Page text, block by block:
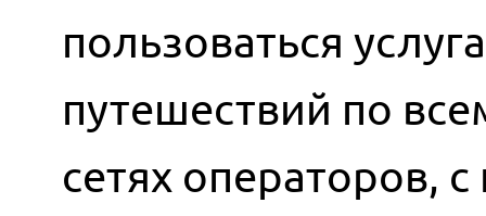
пользоваться
путешествий по
сетях операторов,